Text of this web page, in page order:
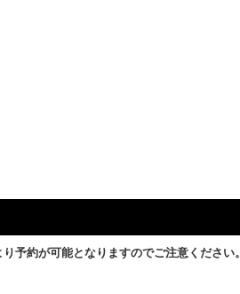
予約が可能となりますのでご注意ください。